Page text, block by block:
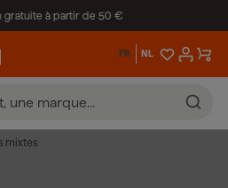
gratuite à partir de 50 €
FR NL
mixtes